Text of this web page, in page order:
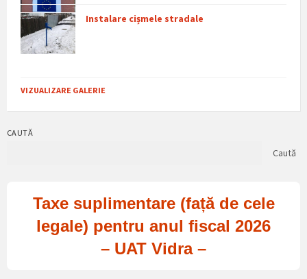
Instalare cișmele stradale
VIZUALIZARE GALERIE
CAUTĂ
Caută
Taxe suplimentare (față de cele
legale) pentru anul fiscal 2026
– UAT Vidra –